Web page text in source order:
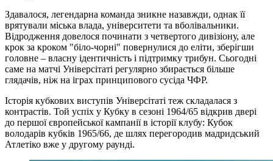
Здавалося, легендарна команда зникне назавжди, однак її
врятували міська влада, університети та вболівальники.
Відродження довелося починати з четвертого дивізіону, але
крок за кроком "біло-чорні" повернулися до еліти, зберігши
головне – власну ідентичність і підтримку трибун. Сьогодні
саме на матчі Універсітаті регулярно збирається більше
глядачів, ніж на іграх принципового сусіда ЧФР.
Історія кубкових виступів Універсітаті теж складалася з
контрастів. Той успіх у Кубку в сезоні 1964/65 відкрив двері
до першої європейської кампанії в історії клубу: Кубок
володарів кубків 1965/66, де шлях перегородив мадридський
Атлетіко вже у другому раунді.